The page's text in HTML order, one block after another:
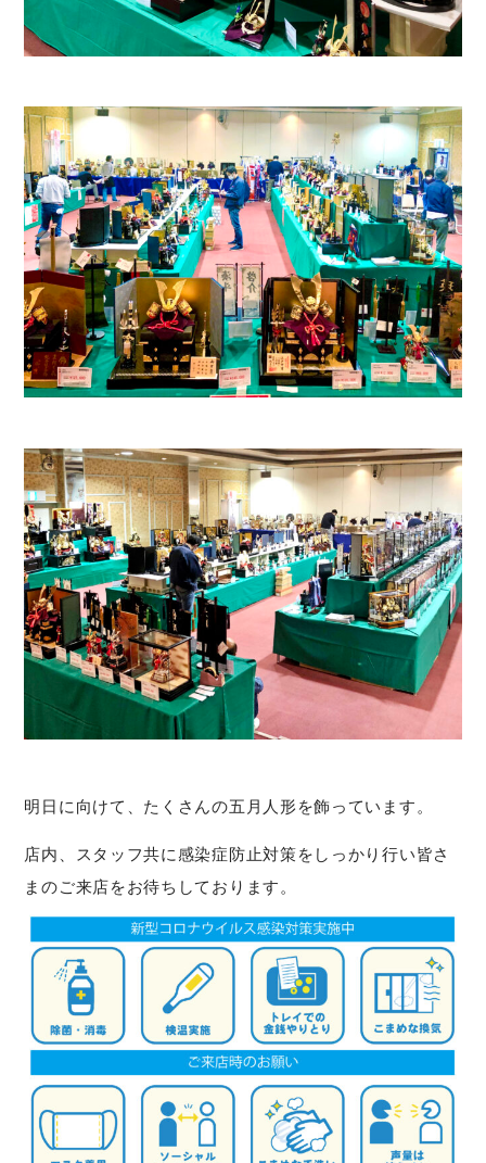
明日に向けて、たくさんの五月人形を飾っています。
店内、スタッフ共に感染症防止対策をしっかり行い皆さ
まのご来店をお待ちしております。